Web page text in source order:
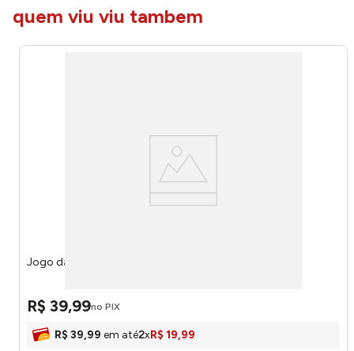
quem viu viu tambem
Jogo da Lógica Educativo 4112 - Pakitoys
R$ 39,99no PIX
R$ 39,99 em até2xR$ 19,99